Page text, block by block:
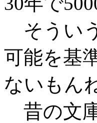
そうい
可能を基
ないもん
昔の文